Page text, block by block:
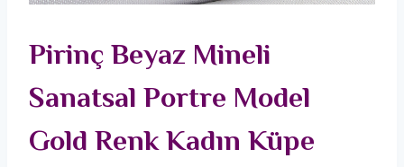
Pirinç Beyaz Mineli
Sanatsal Portre Model
Gold Renk Kadın Küpe